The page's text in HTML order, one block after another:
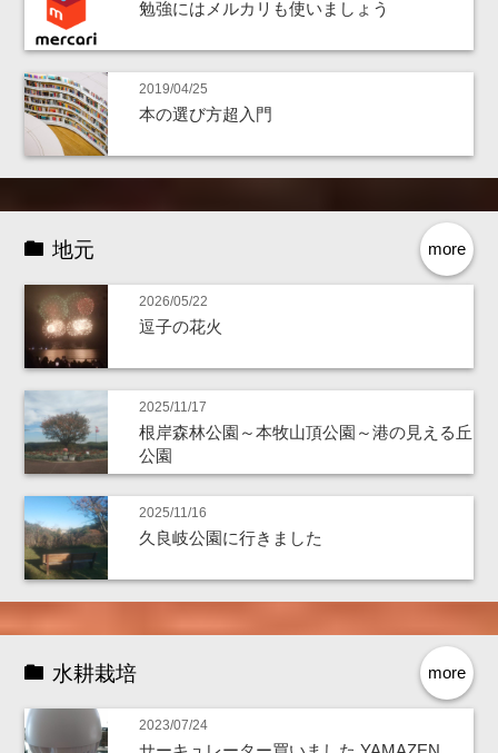
勉強にはメルカリも使いましょう
2019/04/25
本の選び方超入門
more
地元
2026/05/22
逗子の花火
2025/11/17
根岸森林公園～本牧山頂公園～港の見える丘
公園
2025/11/16
久良岐公園に行きました
more
水耕栽培
2023/07/24